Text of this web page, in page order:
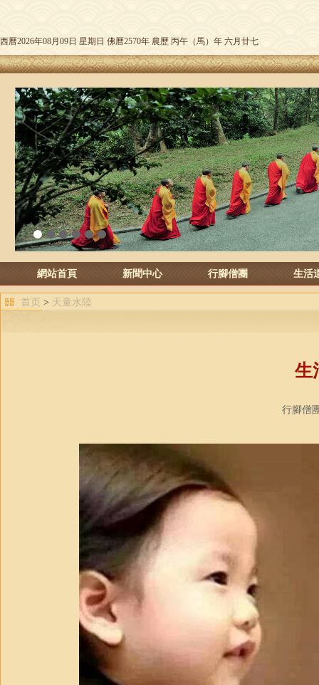
西曆2026年08月09日 星期日 佛曆2570年 農歷 丙午（馬）年 六月廿七
1 2 3 4 5 6
網站首頁 新聞中心 行腳僧團 生活
首页 > 天童水陸
生
行腳僧